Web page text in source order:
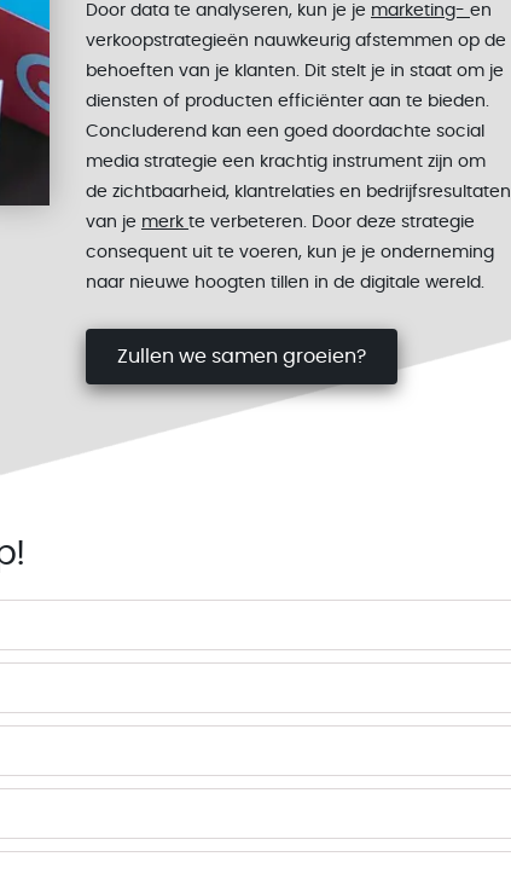
Door data te analyseren, kun je je marketing- en
verkoopstrategieën nauwkeurig afstemmen op de
behoeften van je klanten. Dit stelt je in staat om je
diensten of producten efficiënter aan te bieden.
Concluderend kan een goed doordachte social
media strategie een krachtig instrument zijn om
de zichtbaarheid, klantrelaties en bedrijfsresultaten
van je merk te verbeteren. Door deze strategie
consequent uit te voeren, kun je je onderneming
naar nieuwe hoogten tillen in de digitale wereld.
Zullen we samen groeien?